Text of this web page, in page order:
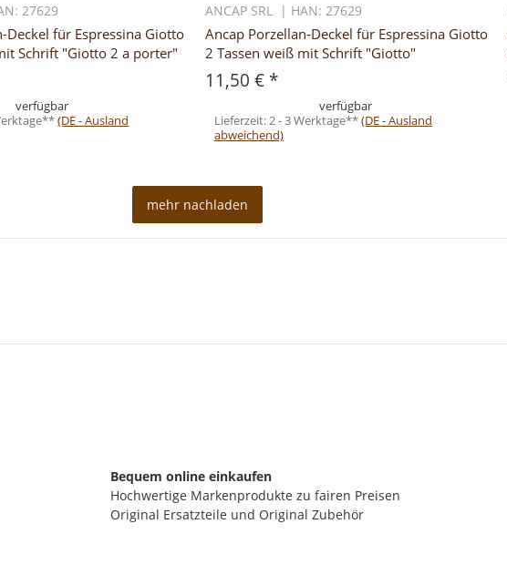
27629
Deckel für Espressina Giotto
Schrift "Giotto 2 a porter"
verfügbar
(DE - Ausland
ANCAP SRL | HAN: 27629
Ancap Porzellan-Deckel für Espressina Giotto
2 Tassen weiß mit Schrift "Giotto"
11,50 € *
verfügbar
Lieferzeit:2 - 3 Werktage**(DE - Ausland
abweichend)
mehr nachladen
Bequem online einkaufen
Hochwertige Markenprodukte zu fairen Preisen
Original Ersatzteile und Original Zubehör